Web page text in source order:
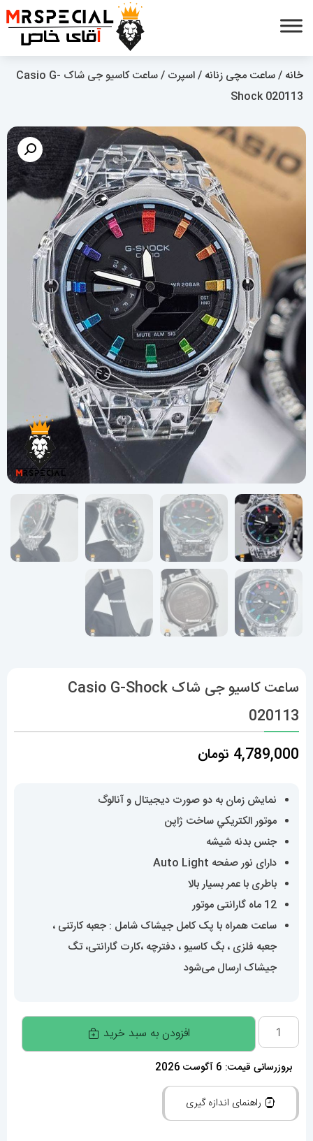
خانه /ساعت مچی زنانه /اسپرت
/ ساعت کاسیو جی شاک Casio G-
Shock 020113
ساعت کاسیو جی شاک Casio G-Shock
020113
4,789,000 تومان
نمایش زمان به دو صورت دیجیتال و آنالوگ
موتور الکتريکي ساخت ژاپن
جنس بدنه شیشه
دارای نور صفحه Auto Light
باطری با عمر بسیار بالا
12 ماه گارانتی موتور
ساعت همراه با پک کامل جیشاک شامل : جعبه کارتنی ،
جعبه فلزی ، بگ کاسیو ، دفترچه ،کارت گارانتی، تگ
جیشاک ارسال می‌شود
ساعت
کاسیو
جی
شاک
Casio
افزودن به سبد خرید
بروزرسانی قیمت: 6 آگوست 2026
راهنمای اندازه گیری